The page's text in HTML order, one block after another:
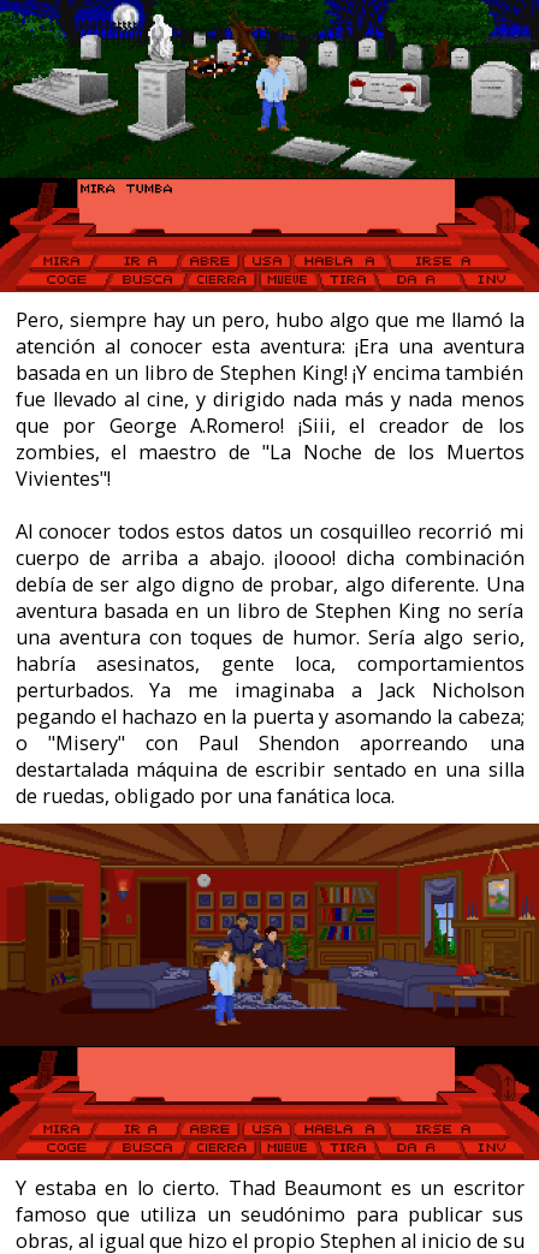
Al conocer todos estos datos un cosquilleo recorrió mi
cuerpo de arriba a abajo. ¡Ioooo! dicha combinación
debía de ser algo digno de probar, algo diferente. Una
aventura basada en un libro de Stephen King no sería
una aventura con toques de humor. Sería algo serio,
habría asesinatos, gente loca, comportamientos
perturbados. Ya me imaginaba a Jack Nicholson
pegando el hachazo en la puerta y asomando la cabeza;
o "Misery" con Paul Shendon aporreando una
destartalada máquina de escribir sentado en una silla
de ruedas, obligado por una fanática loca.
Y estaba en lo cierto. Thad Beaumont es un escritor
famoso que utiliza un seudónimo para publicar sus
obras, al igual que hizo el propio Stephen al inicio de su
carrera. King se hacía llamar Richard Bachman y bajo
ese nombre escribió "El Fugitivo" o "The Running
Man", una novela que años más tarde fue llevada al
cine. Y en ella veíamos correr a Ben Richards
"Perseguido". ¡Siii!, peliculón de Arnold Suarseneguer,
vestido con el mono amarillo. Ohh, qué escena cuando
mata a Sub Zero en la pista de Hockey con el alambre.
Me he desviado del tema. Nuestro protagonista se ve
obligado a reconocer que es el autor de los libros, y
entierra su seudónimo (George Stark) en el
cementerio. Hacen una pantomima en un acto público,
como si hubiese sido una persona de verdad. Le ponen
hasta su lápida.
Sin embargo la tumba se abre, como en "La Noche de
los Muertos Vivientes". Seguramente rodar esa escena
fue la que decantó a Romero para aceptar dirigir la
película. Se regalaba pensando en las manos salir de la
tierra, con los dedicos haciendo cosillas raras. Se ponía
nervioso y se mordía los labios. En fin, que se comete
un asesinato y una serie de extraños acontecimientos
envuelven el pueblo. Se ha convertido en Twin Peaks y
todos los dedos señalan hacia ti. ¿Eres el culpable? ¿Eres
el asesino? Explícaselo a la policía...